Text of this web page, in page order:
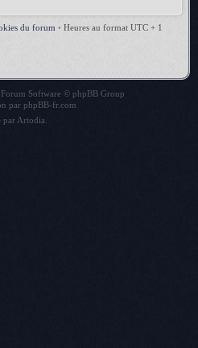
du forum • Heures au format UTC + 1
Software © phpBB Group
par phpBB-fr.com
par Artodia